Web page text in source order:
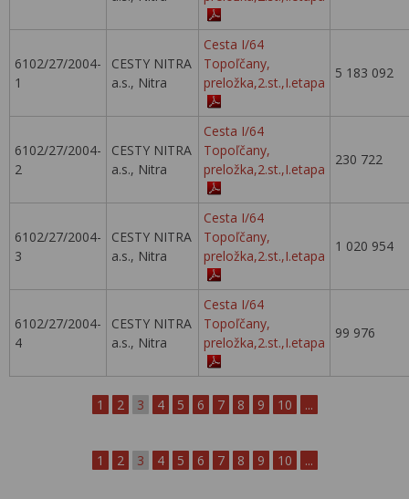
6102/27/2004-
1
CESTY NITRA
a.s., Nitra
Cesta I/64
Topoľčany,
preložka,2.st.,I.etapa
5 183 092
6102/27/2004-
2
CESTY NITRA
a.s., Nitra
Cesta I/64
Topoľčany,
preložka,2.st.,I.etapa
230 722
6102/27/2004-
3
CESTY NITRA
a.s., Nitra
Cesta I/64
Topoľčany,
preložka,2.st.,I.etapa
1 020 954
6102/27/2004-
4
CESTY NITRA
a.s., Nitra
Cesta I/64
Topoľčany,
preložka,2.st.,I.etapa
99 976
1 2 3 4 5 6 7 8 9 10 ...
1 2 3 4 5 6 7 8 9 10 ...